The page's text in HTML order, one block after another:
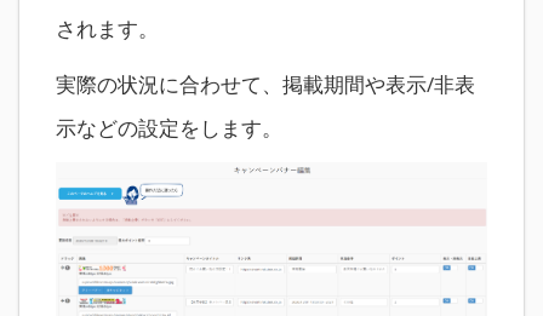
されます。
実際の状況に合わせて、掲載期間や表示/非表
示などの設定をします。